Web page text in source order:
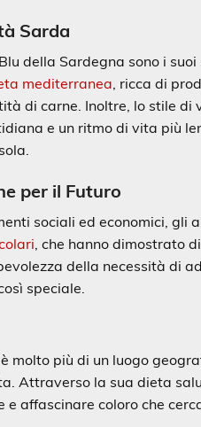
Sarda
della Sardegna sono i
mediterranea, ricca di
di carne. Inoltre, lo stile
e un ritmo di vita più
per il Futuro
sociali ed economici, gli
, che hanno dimostrato
della necessità di
speciale.
molto più di un luogo
Attraverso la sua dieta
e affascinare coloro che